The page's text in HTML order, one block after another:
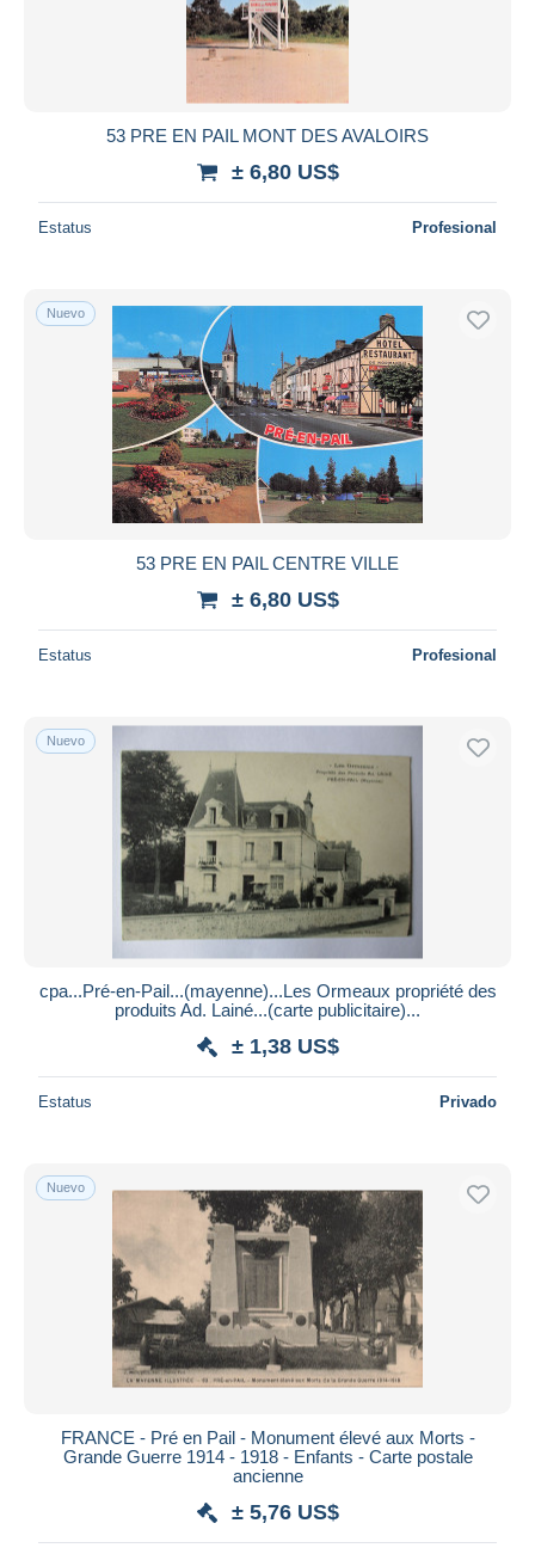
53 PRE EN PAIL MONT DES AVALOIRS
± 6,80 US$
Estatus Profesional
Nuevo
53 PRE EN PAIL CENTRE VILLE
± 6,80 US$
Estatus Profesional
Nuevo
cpa...Pré-en-Pail...(mayenne)...Les Ormeaux propriété des
produits Ad. Lainé...(carte publicitaire)...
± 1,38 US$
Estatus Privado
Nuevo
FRANCE - Pré en Pail - Monument élevé aux Morts -
Grande Guerre 1914 - 1918 - Enfants - Carte postale
ancienne
± 5,76 US$